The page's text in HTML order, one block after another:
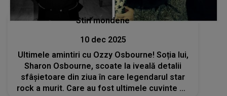
Stiri mondene
10 dec 2025
Ultimele amintiri cu Ozzy Osbourne! Soția lui,
Sharon Osbourne, scoate la iveală detalii
sfâșietoare din ziua în care legendarul star
rock a murit. Care au fost ultimele cuvinte pe